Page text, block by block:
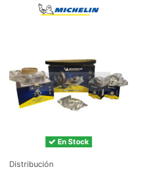
En Stock
Distribución